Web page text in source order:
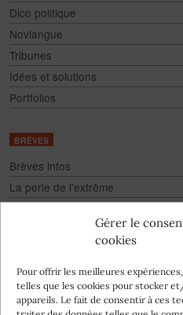
Gérer le
cookies
Pour offrir les meilleures
telles que les cookies pour stocker
appareils. Le fait de consentir à ces
Dico politique
Novlangue
Tribunes
Idées et solutions
Portfolios
BRÈVES
Brèves infos
La perle de l’extrême
Fake
Culture pour tous